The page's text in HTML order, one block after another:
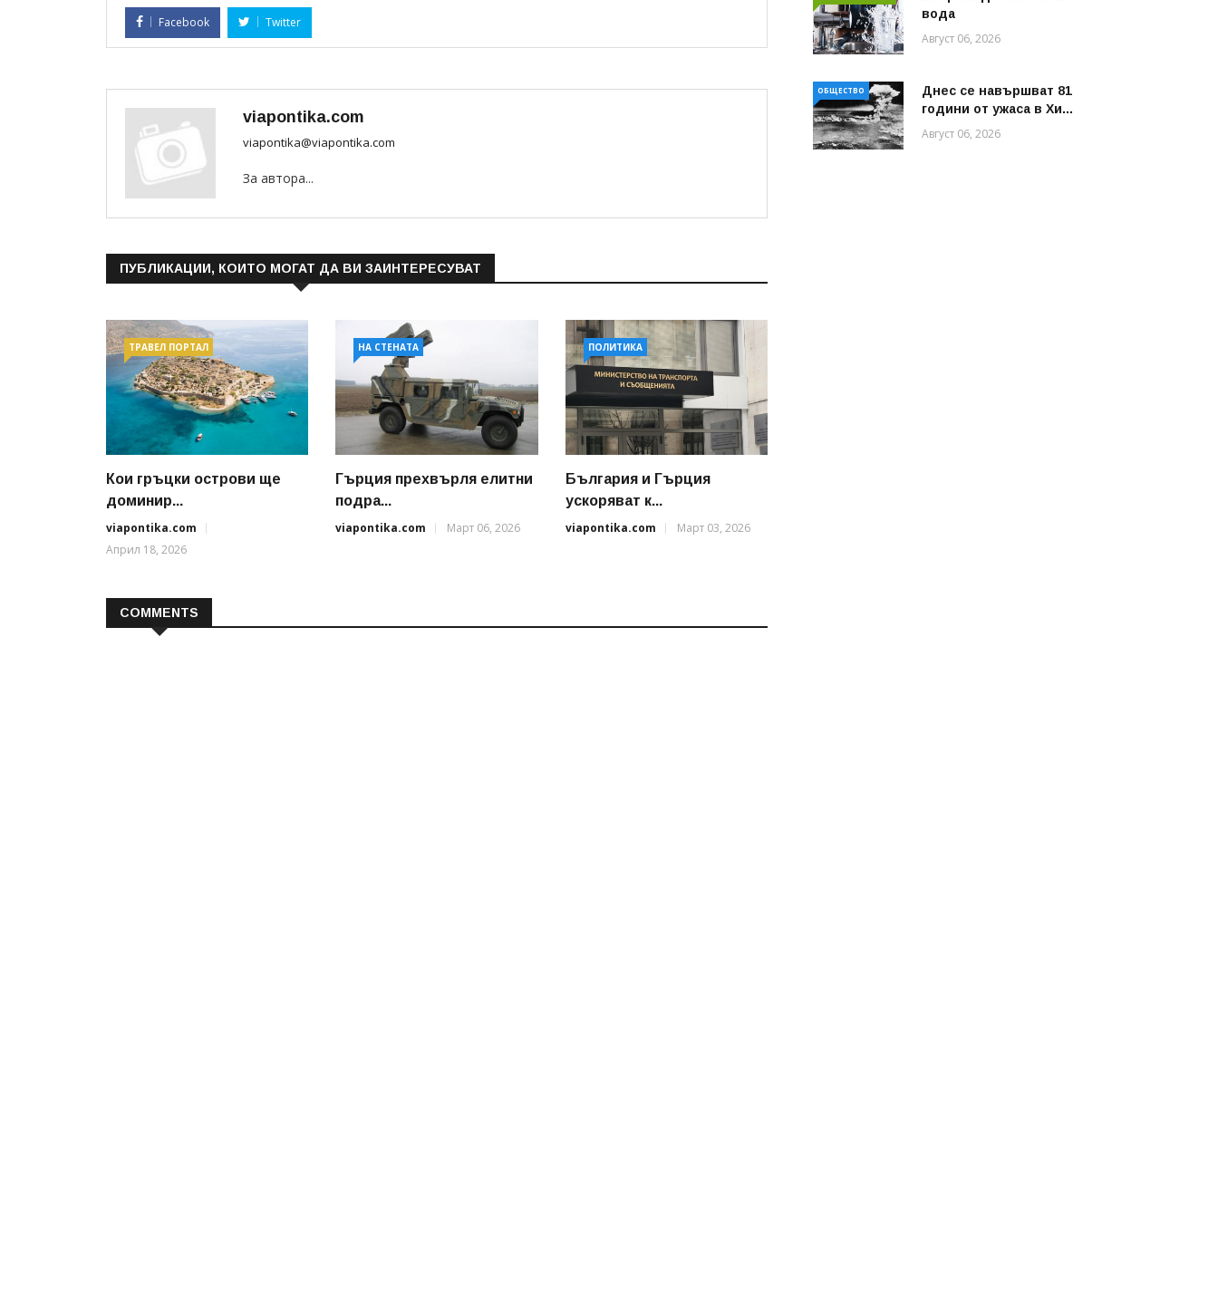
Facebook Twitter
viapontika.com
viapontika@viapontika.com
За автора...
ПУБЛИКАЦИИ, КОИТО МОГАТ ДА ВИ ЗАИНТЕРЕСУВАТ
ТРАВЕЛ ПОРТАЛ
Кои гръцки острови ще
доминир...
viapontika.com
Април 18, 2026
НА СТЕНАТА
Гърция прехвърля елитни
подра...
viapontika.com
Март 06, 2026
ПОЛИТИКА
България и Гърция
ускоряват к...
viapontika.com
Март 03, 2026
COMMENTS
вода
Август 06, 2026
ОБЩЕСТВО
Днес се навършват 81
години от ужаса в Хи...
Август 06, 2026